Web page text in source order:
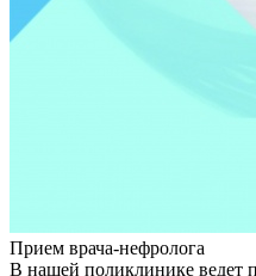
Прием врача-нефролога
В нашей поликлинике ведет